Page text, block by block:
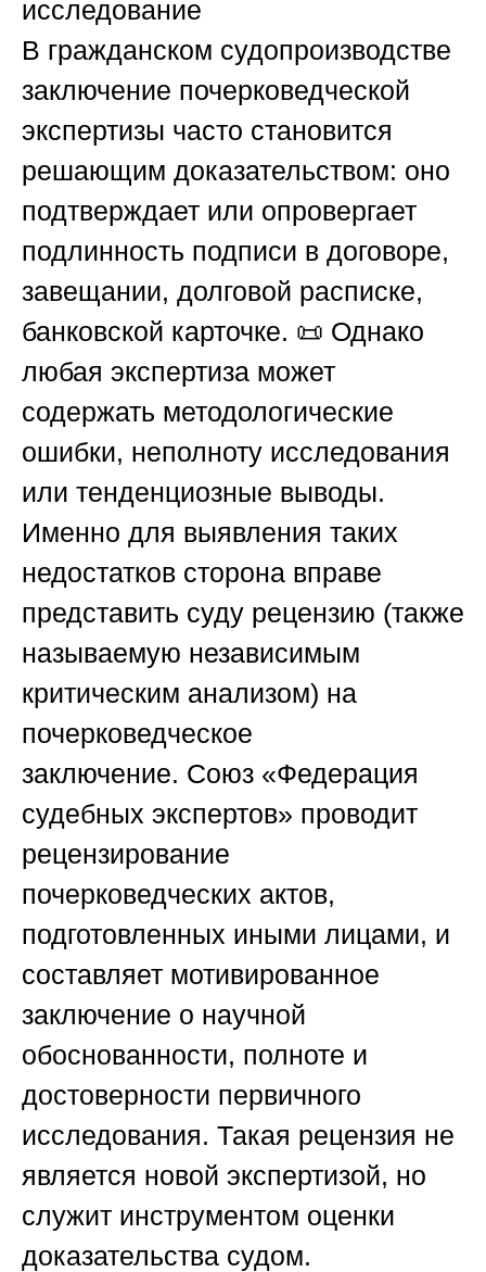
исследование
В гражданском судопроизводстве
заключение почерковедческой
экспертизы часто становится
решающим доказательством: оно
подтверждает или опровергает
подлинность подписи в договоре,
завещании, долговой расписке,
банковской карточке. 📜 Однако
любая экспертиза может
содержать методологические
ошибки, неполноту исследования
или тенденциозные выводы.
Именно для выявления таких
недостатков сторона вправе
представить суду рецензию (также
называемую независимым
критическим анализом) на
почерковедческое
заключение. Союз «Федерация
судебных экспертов» проводит
рецензирование
почерковедческих актов,
подготовленных иными лицами, и
составляет мотивированное
заключение о научной
обоснованности, полноте и
достоверности первичного
исследования. Такая рецензия не
является новой экспертизой, но
служит инструментом оценки
доказательства судом.